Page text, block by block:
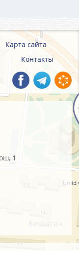
Карта сайта
Контакты
1